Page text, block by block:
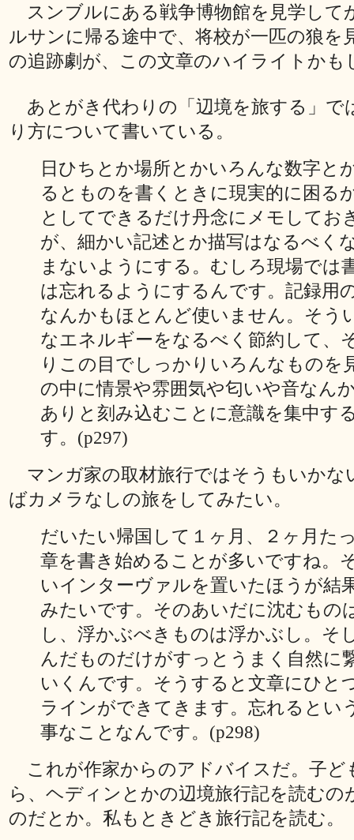
スンブルにある戦争博物館を見学して
ルサンに帰る途中で、将校が一匹の狼を
の追跡劇が、この文章のハイライトかも
あとがき代わりの「辺境を旅する」で
り方について書いている。
日ひちとか場所とかいろんな数字と
るとものを書くときに現実的に困る
としてできるだけ丹念にメモしてお
が、細かい記述とか描写はなるべく
まないようにする。むしろ現場では
は忘れるようにするんです。記録用
なんかもほとんど使いません。そう
なエネルギーをなるべく節約して、
りこの目でしっかりいろんなものを
の中に情景や雰囲気や匂いや音なん
ありと刻み込むことに意識を集中す
す。(p297)
マンガ家の取材旅行ではそうもいかな
ばカメラなしの旅をしてみたい。
だいたい帰国して１ヶ月、２ヶ月た
章を書き始めることが多いですね。
いインターヴァルを置いたほうが結
みたいです。そのあいだに沈むもの
し、浮かぶべきものは浮かぶし。そ
んだものだけがすっとうまく自然に
いくんです。そうすると文章にひと
ラインができてきます。忘れるとい
事なことなんです。(p298)
これが作家からのアドバイスだ。子ど
ら、ヘディンとかの辺境旅行記を読むの
のだとか。私もときどき旅行記を読む。